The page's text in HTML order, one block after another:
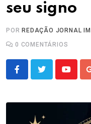
seu signo
POR REDAÇÃO JORNAL
0 COMENTÁRIOS
Youtube